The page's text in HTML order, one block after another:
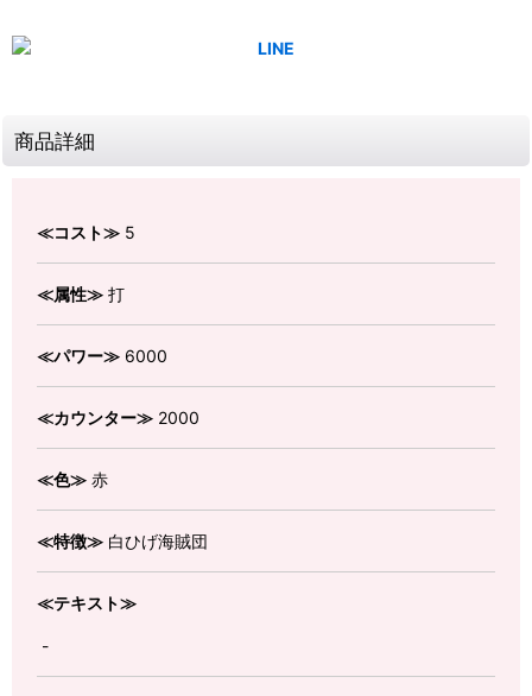
商品詳細
≪コスト≫ 5
≪属性≫ 打
≪パワー≫ 6000
≪カウンター≫ 2000
≪色≫ 赤
≪特徴≫ 白ひげ海賊団
≪テキスト≫
-